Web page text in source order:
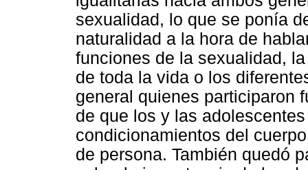
sexualidad, lo que se ponía
naturalidad a la hora de
funciones de la sexualidad,
de toda la vida o los
general quienes participaron
de que los y las
condicionamientos del
de persona. También quedó